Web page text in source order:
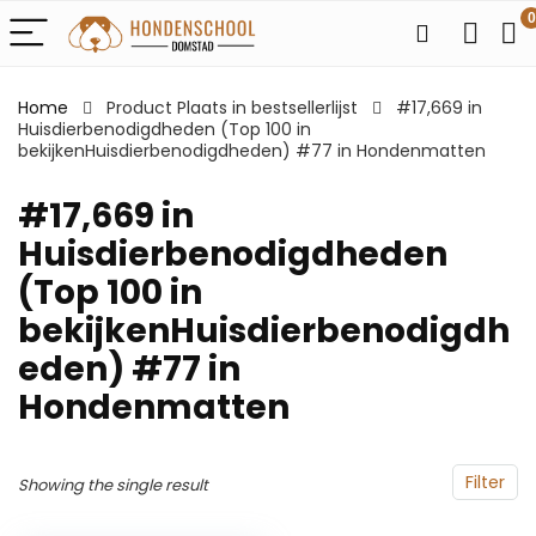
0
Home Product Plaats in bestsellerlijst
#17,669 in
Huisdierbenodigdheden (Top 100 in
bekijkenHuisdierbenodigdheden) #77 in Hondenmatten
#17,669 in
Huisdierbenodigdheden
(Top 100 in
bekijkenHuisdierbenodigdh
eden) #77 in
Hondenmatten
Filter
Showing the single result